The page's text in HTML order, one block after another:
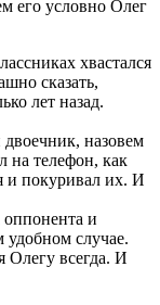
его условно Олег
хвастался
сказать,
лет назад.
назовем
на телефон, как
и покуривал их. И
и
удобном случае.
всегда. И